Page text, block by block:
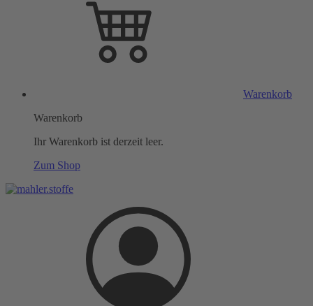
Warenkorb
Warenkorb
Ihr Warenkorb ist derzeit leer.
Zum Shop